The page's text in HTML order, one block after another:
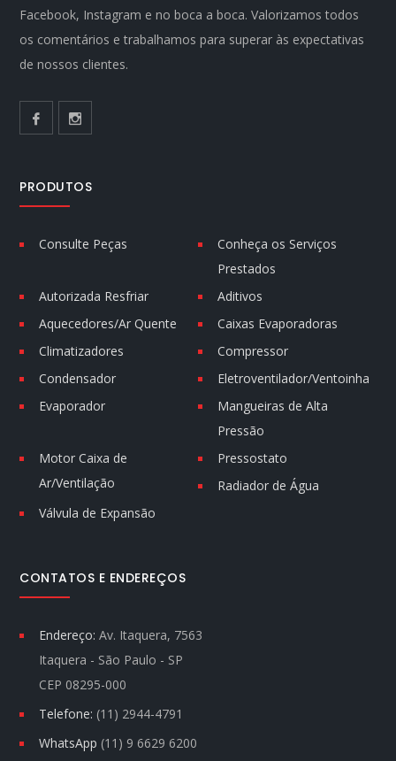
Facebook, Instagram e no boca a boca. Valorizamos todos
os comentários e trabalhamos para superar às expectativas
de nossos clientes.
PRODUTOS
Consulte Peças
Conheça os Serviços
Prestados
Autorizada Resfriar
Aditivos
Aquecedores/Ar Quente
Caixas Evaporadoras
Climatizadores
Compressor
Condensador
Eletroventilador/Ventoinha
Evaporador
Mangueiras de Alta
Pressão
Motor Caixa de
Ar/Ventilação
Pressostato
Radiador de Água
Válvula de Expansão
CONTATOS E ENDEREÇOS
Endereço: Av. Itaquera, 7563
Itaquera - São Paulo - SP
CEP 08295-000
Telefone: (11) 2944-4791
WhatsApp (11) 9 6629 6200